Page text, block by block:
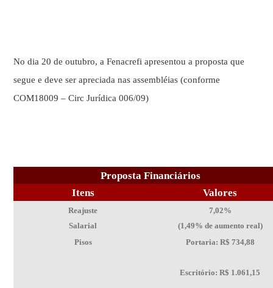
No dia 20 de outubro, a Fenacrefi apresentou a proposta que
segue e deve ser apreciada nas assembléias (conforme
COM18009 – Circ Jurídica 006/09)
Proposta Financiários
Itens
Valores
Reajuste
Salarial
7,02%
(1,49% de aumento real)
Pisos
Portaria: R$ 734,88
Escritório: R$ 1.061,15